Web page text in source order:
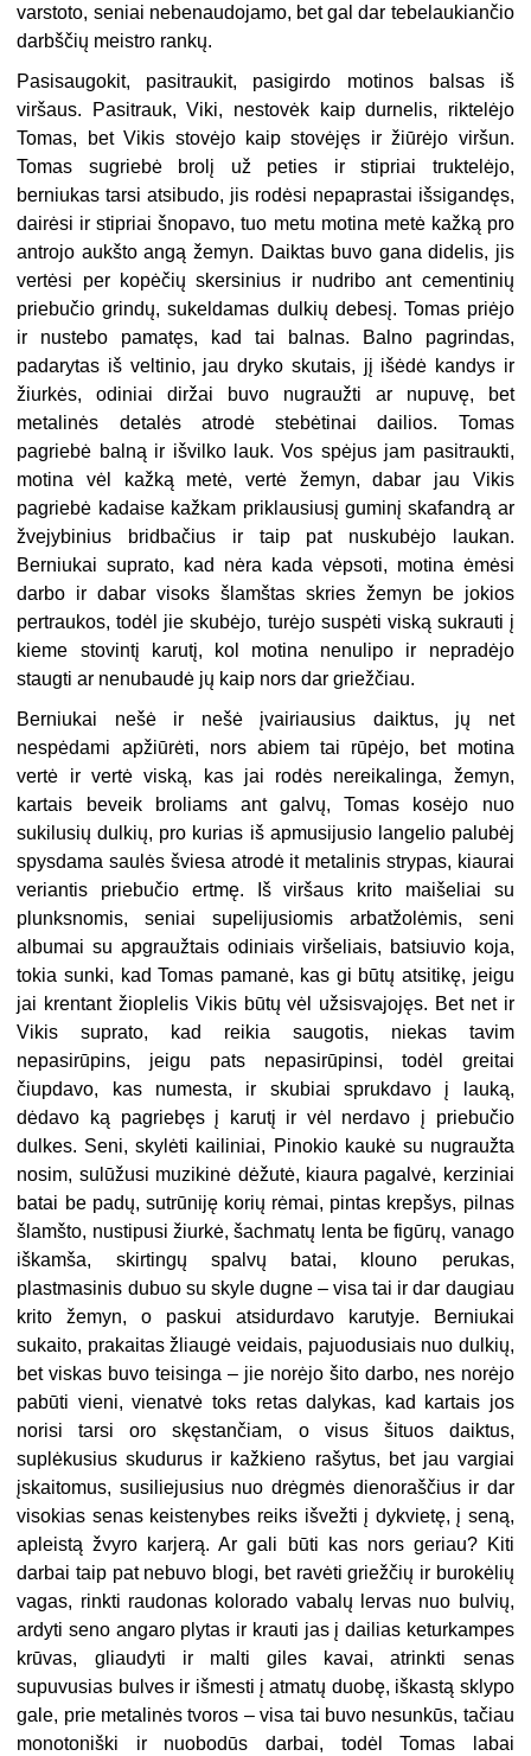
varstoto, seniai nebenaudojamo, bet gal dar tebelaukiančio
darbščių meistro rankų.
Pasisaugokit, pasitraukit, pasigirdo motinos balsas iš
viršaus. Pasitrauk, Viki, nestovėk kaip durnelis, riktelėjo
Tomas, bet Vikis stovėjo kaip stovėjęs ir žiūrėjo viršun.
Tomas sugriebė brolį už peties ir stipriai truktelėjo,
berniukas tarsi atsibudo, jis rodėsi nepaprastai išsigandęs,
dairėsi ir stipriai šnopavo, tuo metu motina metė kažką pro
antrojo aukšto angą žemyn. Daiktas buvo gana didelis, jis
vertėsi per kopėčių skersinius ir nudribo ant cementinių
priebučio grindų, sukeldamas dulkių debesį. Tomas priėjo
ir nustebo pamatęs, kad tai balnas. Balno pagrindas,
padarytas iš veltinio, jau dryko skutais, jį išėdė kandys ir
žiurkės, odiniai diržai buvo nugraužti ar nupuvę, bet
metalinės detalės atrodė stebėtinai dailios. Tomas
pagriebė balną ir išvilko lauk. Vos spėjus jam pasitraukti,
motina vėl kažką metė, vertė žemyn, dabar jau Vikis
pagriebė kadaise kažkam priklausiusį guminį skafandrą ar
žvejybinius bridbačius ir taip pat nuskubėjo laukan.
Berniukai suprato, kad nėra kada vėpsoti, motina ėmėsi
darbo ir dabar visoks šlamštas skries žemyn be jokios
pertraukos, todėl jie skubėjo, turėjo suspėti viską sukrauti į
kieme stovintį karutį, kol motina nenulipo ir nepradėjo
staugti ar nenubaudė jų kaip nors dar griežčiau.
Berniukai nešė ir nešė įvairiausius daiktus, jų net
nespėdami apžiūrėti, nors abiem tai rūpėjo, bet motina
vertė ir vertė viską, kas jai rodės nereikalinga, žemyn,
kartais beveik broliams ant galvų, Tomas kosėjo nuo
sukilusių dulkių, pro kurias iš apmusijusio langelio palubėj
spysdama saulės šviesa atrodė it metalinis strypas, kiaurai
veriantis priebučio ertmę. Iš viršaus krito maišeliai su
plunksnomis, seniai supelijusiomis arbatžolėmis, seni
albumai su apgraužtais odiniais viršeliais, batsiuvio koja,
tokia sunki, kad Tomas pamanė, kas gi būtų atsitikę, jeigu
jai krentant žioplelis Vikis būtų vėl užsisvajojęs. Bet net ir
Vikis suprato, kad reikia saugotis, niekas tavim
nepasirūpins, jeigu pats nepasirūpinsi, todėl greitai
čiupdavo, kas numesta, ir skubiai sprukdavo į lauką,
dėdavo ką pagriebęs į karutį ir vėl nerdavo į priebučio
dulkes. Seni, skylėti kailiniai, Pinokio kaukė su nugraužta
nosim, sulūžusi muzikinė dėžutė, kiaura pagalvė, kerziniai
batai be padų, sutrūniję korių rėmai, pintas krepšys, pilnas
šlamšto, nustipusi žiurkė, šachmatų lenta be figūrų, vanago
iškamša, skirtingų spalvų batai, klouno perukas,
plastmasinis dubuo su skyle dugne – visa tai ir dar daugiau
krito žemyn, o paskui atsidurdavo karutyje. Berniukai
sukaito, prakaitas žliaugė veidais, pajuodusiais nuo dulkių,
bet viskas buvo teisinga – jie norėjo šito darbo, nes norėjo
pabūti vieni, vienatvė toks retas dalykas, kad kartais jos
norisi tarsi oro skęstančiam, o visus šituos daiktus,
suplėkusius skudurus ir kažkieno rašytus, bet jau vargiai
įskaitomus, susiliejusius nuo drėgmės dienoraščius ir dar
visokias senas keistenybes reiks išvežti į dykvietę, į seną,
apleistą žvyro karjerą. Ar gali būti kas nors geriau? Kiti
darbai taip pat nebuvo blogi, bet ravėti griežčių ir burokėlių
vagas, rinkti raudonas kolorado vabalų lervas nuo bulvių,
ardyti seno angaro plytas ir krauti jas į dailias keturkampes
krūvas, gliaudyti ir malti giles kavai, atrinkti senas
supuvusias bulves ir išmesti į atmatų duobę, iškastą sklypo
gale, prie metalinės tvoros – visa tai buvo nesunkūs, tačiau
monotoniški ir nuobodūs darbai, todėl Tomas labai